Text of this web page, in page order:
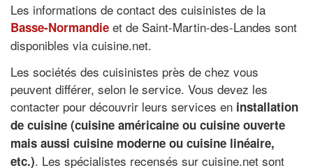
Les informations de contact des cuisinistes de la
Basse-Normandie et de Saint-Martin-des-Landes sont
disponibles via cuisine.net.
Les sociétés des cuisinistes près de chez vous
peuvent différer, selon le service. Vous devez les
contacter pour découvrir leurs services en installation
de cuisine (cuisine américaine ou cuisine ouverte
mais aussi cuisine moderne ou cuisine linéaire,
etc.). Les spécialistes recensés sur cuisine.net sont